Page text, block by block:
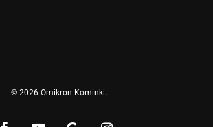
© 2026 Omikron Kominki.